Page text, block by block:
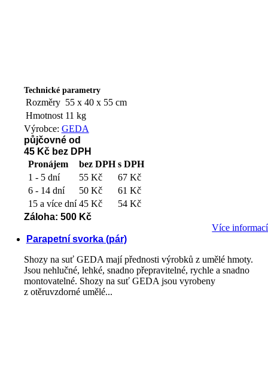
Technické parametry
Rozměry 55 x 40 x 55 cm
Hmotnost 11 kg
Výrobce: GEDA
půjčovné od
45 Kčbez DPH
Pronájem
bez DPH s DPH
1 - 5 dní
55 Kč
67 Kč
6 - 14 dní
50 Kč
61 Kč
15 a více dní 45 Kč
54 Kč
Záloha: 500 Kč
Více informací
Parapetní svorka (pár)
Shozy na suť GEDA mají přednosti výrobků z umělé hmoty.
Jsou nehlučné, lehké, snadno přepravitelné, rychle a snadno
montovatelné. Shozy na suť GEDA jsou vyrobeny
z otěruvzdorné umělé...